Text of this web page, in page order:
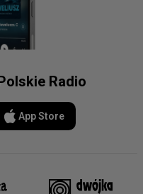
Radio
App Store